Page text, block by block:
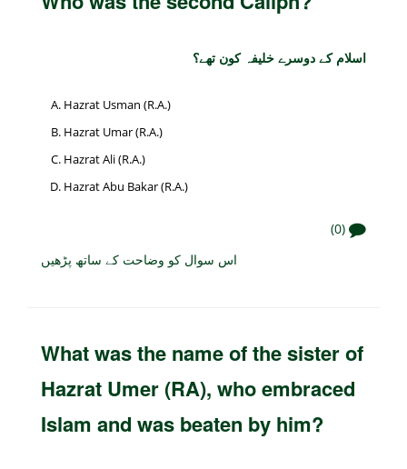
اسلام کے دوسرے خلیفہ کون تھے؟
Hazrat Usman (R.A.)
Hazrat Umar (R.A.)
Hazrat Ali (R.A.)
Hazrat Abu Bakar (R.A.)
(0)
اس سوال کو وضاحت کے ساتھ پڑھیں
What was the name of the sister of
Hazrat Umer (RA), who embraced
Islam and was beaten by him?